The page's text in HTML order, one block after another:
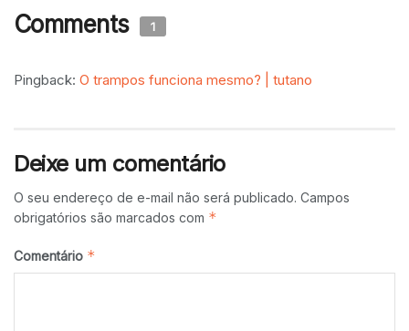
Comments 1
Pingback: O trampos funciona mesmo? | tutano
Deixe um comentário
O seu endereço de e-mail não será publicado. Campos
obrigatórios são marcados com *
Comentário *